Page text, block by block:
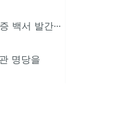
백서 발간···
명당을